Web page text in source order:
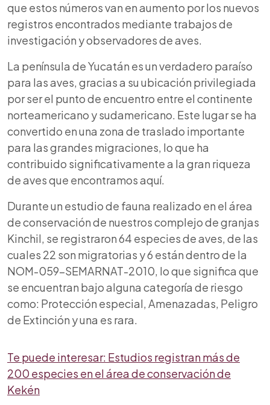
que estos números van en aumento por los nuevos
registros encontrados mediante trabajos de
investigación y observadores de aves.
La península de Yucatán es un verdadero paraíso
para las aves, gracias a su ubicación privilegiada
por ser el punto de encuentro entre el continente
norteamericano y sudamericano. Este lugar se ha
convertido en una zona de traslado importante
para las grandes migraciones, lo que ha
contribuido significativamente a la gran riqueza
de aves que encontramos aquí.
Durante un estudio de fauna realizado en el área
de conservación de nuestros complejo de granjas
Kinchil, se registraron 64 especies de aves, de las
cuales 22 son migratorias y 6 están dentro de la
NOM-059-SEMARNAT-2010, lo que significa que
se encuentran bajo alguna categoría de riesgo
como: Protección especial, Amenazadas, Peligro
de Extinción y una es rara.
Te puede interesar: Estudios registran más de
200 especies en el área de conservación de
Kekén